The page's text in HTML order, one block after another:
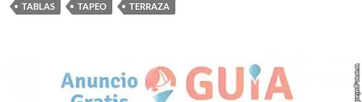
TABLAS
TAPEO TERRAZA